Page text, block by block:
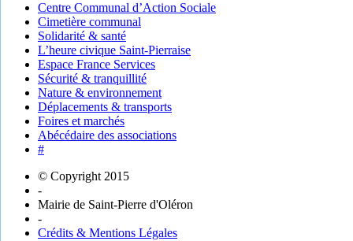
Centre Communal d’Action Sociale
Cimetière communal
Solidarité & santé
L’heure civique Saint-Pierraise
Espace France Services
Sécurité & tranquillité
Nature & environnement
Déplacements & transports
Foires et marchés
Abécédaire des associations
#
© Copyright 2015
-
Mairie de Saint-Pierre d'Oléron
-
Crédits & Mentions Légales